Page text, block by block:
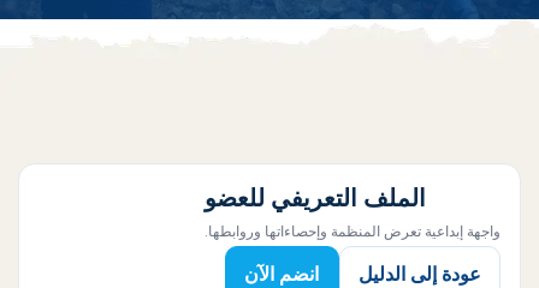
الملف التعريفي للعضو
واجهة إبداعية تعرض المنظمة وإحصاءاتها وروابطها.
عودة إلى الدليل انضم الآن